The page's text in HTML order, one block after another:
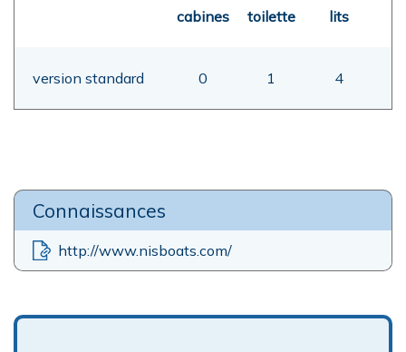
cabines toilette lits
version standard 0 1 4
Connaissances
http://www.nisboats.com/